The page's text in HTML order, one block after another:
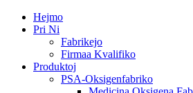
Hejmo
Pri Ni
Fabrikejo
Firmaa Kvalifiko
Produktoj
PSA-Oksigenfabriko